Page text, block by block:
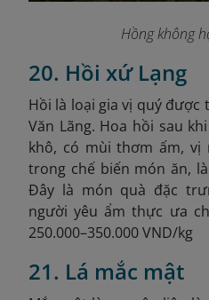
Hồng không
20. Hồi xứ Lạng
Hồi là loại gia vị quý được
Văn Lãng. Hoa hồi sau
khô, có mùi thơm ấm,
trong chế biến món ăn,
Đây là món quà đặc
người yêu ẩm thực ưa
250.000–350.000 VND/kg
21. Lá mắc mật